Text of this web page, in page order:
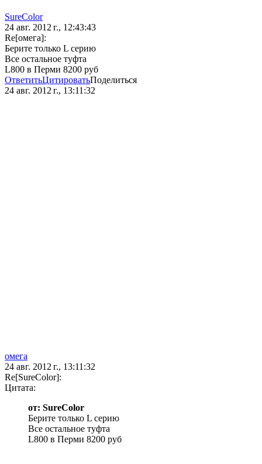
SureColor
24 авг. 2012 г., 12:43:43
Re[омега]:
Берите только L серию
Все остальное туфта
L800 в Перми 8200 руб
ОтветитьЦитироватьПоделиться
24 авг. 2012 г., 13:11:32
омега
24 авг. 2012 г., 13:11:32
Re[SureColor]:
Цитата:
от: SureColor
Берите только L серию
Все остальное туфта
L800 в Перми 8200 руб